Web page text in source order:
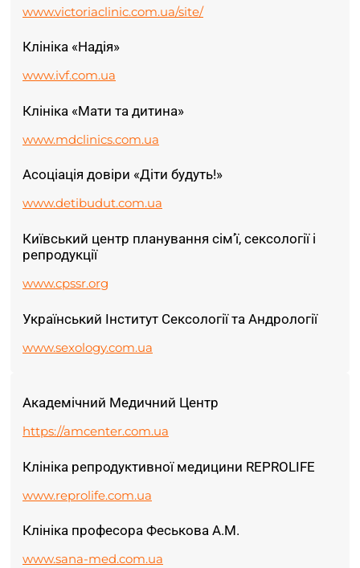
www.victoriaclinic.com.ua/site/
Клініка «Надія»
www.ivf.com.ua
Клініка «Мати та дитина»
www.mdclinics.com.ua
Асоціація довіри «Діти будуть!»
www.detibudut.com.ua
Київський центр планування сім’ї, сексології і
репродукції
www.cpssr.org
Український Інститут Сексології та Андрології
www.sexology.com.ua
Академічний Медичний Центр
https://amcenter.com.ua
Клініка репродуктивної медицини REPROLIFE
www.reprolife.com.ua
Клініка професора Феськова А.М.
www.sana-med.com.ua